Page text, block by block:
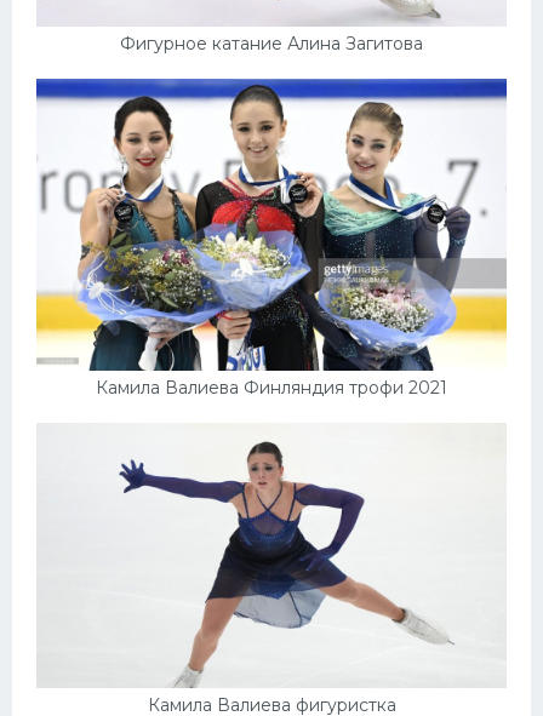
Фигурное катание Алина Загитова
Камила Валиева Финляндия трофи 2021
Камила Валиева фигуристка